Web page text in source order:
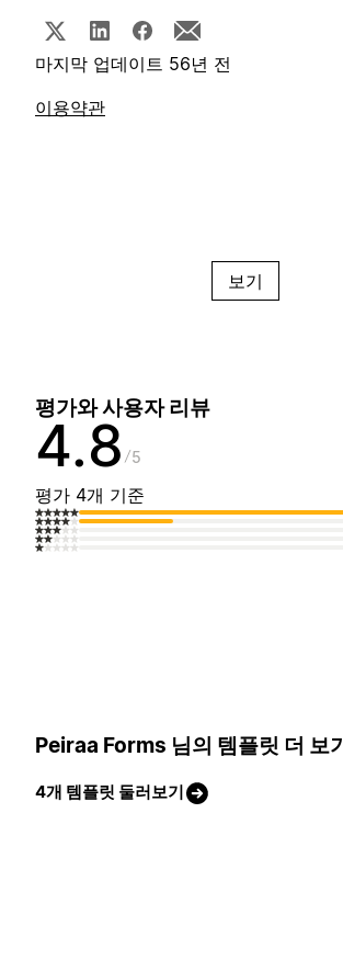
마지막 업데이트 56년 전
이용약관
보기
평가와 사용자 리뷰
4.8 5
평가 4개 기준
Peiraa Forms 님의 템플릿 더 보기
4개 템플릿 둘러보기